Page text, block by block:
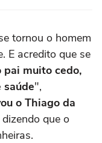
tornou o homem
E acredito que se
muito cedo,
saúde",
o Thiago da
que o